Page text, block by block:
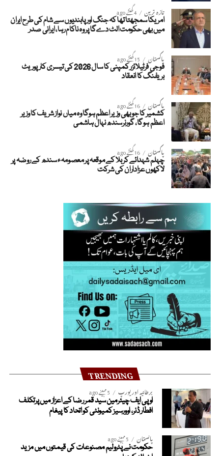
تازہ ترین 4 گھنٹے ago
امریکا سمجھتا تھا کہ جنگ اور پابندیوں سے شام کی طرح ایران
میں بھی حکومت الٹ دےگا پر وہ ناکام رہا، ایرانی صدر
پاکستان 15 گھنٹے ago
فوجی فرٹیلائزر کمپنی کا سال 2026 کی تیسری کارپوریٹ
بریفنگ کا انعقاد
پاکستان 16 گھنٹے ago
کشمیر کا جو بھی وزیر اعظم ہوگا وہ میاں نواز شریف کا وزیر
اعظم ہوگا، گورنرسندھ نہال ہاشمی
پاکستان 16 گھنٹے ago
چہلم شہدائے کربلا کے موقعہ پر معصومہء سندھ کے روضہ پر
لاکھوں عزاداران کی شرکت
TRENDING
برطانیہ اور یورپ 5 مہینے ago
او پی ایف چیئرمین سید قمر رضا کے اعزاز میں پرتکلف
افطار ڈنر، اوورسیز کمیونٹی کو اتحاد کا پیغام
پاکستان 5 مہینے ago
حکومت نے پٹرولیم مصنوعات کی قیمتوں میں مزید